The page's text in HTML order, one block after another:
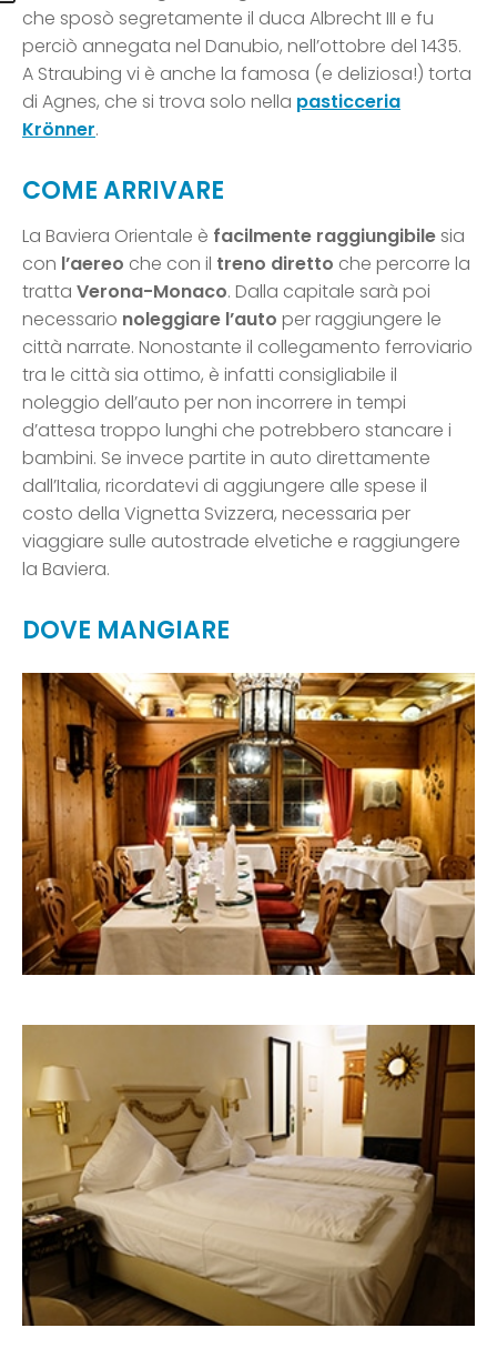
che sposò segretamente il duca Albrecht III e fu
perciò annegata nel Danubio, nell’ottobre del 1435.
A Straubing vi è anche la famosa (e deliziosa!) torta
di Agnes, che si trova solo nella pasticceria
Krönner.
COME ARRIVARE
La Baviera Orientale è facilmente raggiungibilesia
con l’aereo che con il treno diretto che percorre la
tratta Verona-Monaco. Dalla capitale sarà poi
necessario noleggiare l’auto per raggiungere le
città narrate. Nonostante il collegamento ferroviario
tra le città sia ottimo, è infatti consigliabile il
noleggio dell’auto per non incorrere in tempi
d’attesa troppo lunghi che potrebbero stancare i
bambini. Se invece partite in auto direttamente
dall’Italia, ricordatevi di aggiungere alle spese il
costo della Vignetta Svizzera, necessaria per
viaggiare sulle autostrade elvetiche e raggiungere
la Baviera.
DOVE MANGIARE